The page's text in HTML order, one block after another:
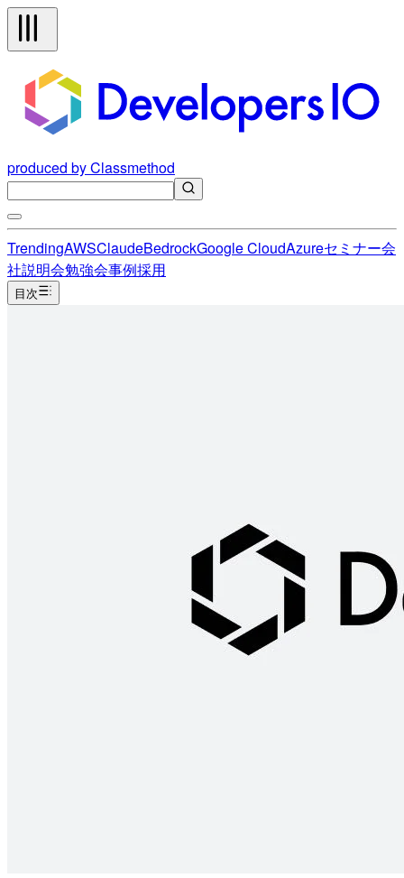
produced by Classmethod
TrendingAWSClaudeBedrockGoogle CloudAzureセミナー会
社説明会勉強会事例採用
目次